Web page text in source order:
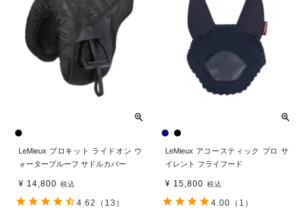
LeMieux プロキット ライドオン ウ
ォータープルーフ サドルカバー
¥ 14,800 税込
4.62 （13）
LeMieux アコースティック プロ サ
イレント フライフード
¥ 15,800 税込
4.00 （1）